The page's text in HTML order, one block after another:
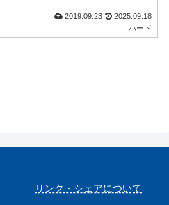
2019.09.23
2025.09.18
ハード
リンク・シェアについて